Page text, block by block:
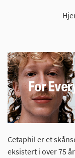
Cetaphil er et
eksistert i over 75